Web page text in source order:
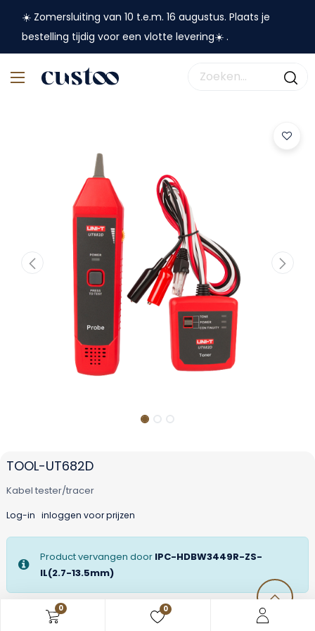
0 0
☀️ Zomersluiting van 10 t.e.m. 16 augustus. Plaats je
bestelling tijdig voor een vlotte levering☀️ .
TOOL-UT682D
Kabel tester/tracer
Log-in inloggen voor prijzen
Product vervangen door IPC-HDBW3449R-ZS-
IL(2.7-13.5mm)